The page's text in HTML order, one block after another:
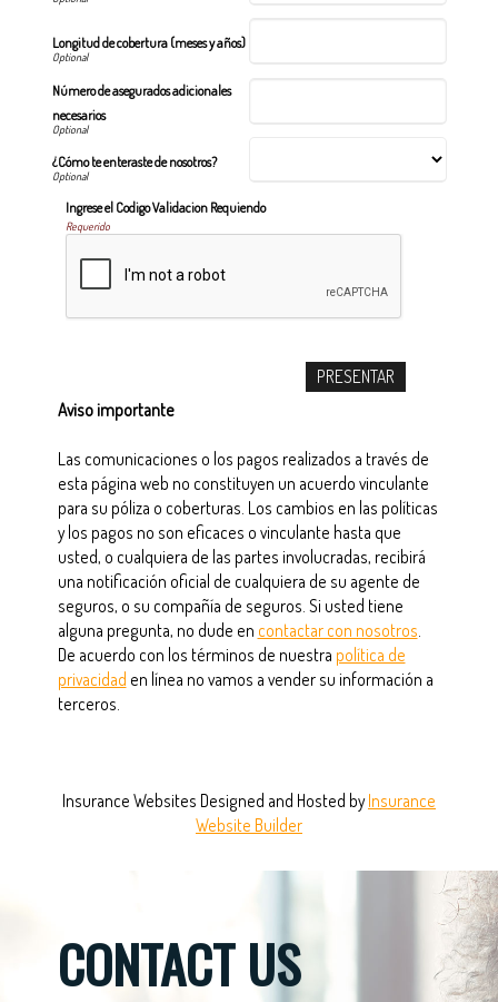
Longitud de cobertura (meses y años)
Número de asegurados adicionales
necesarios
¿Cómo te enteraste de nosotros?
Ingrese el Codigo Validacion Requiendo
Requerido
Aviso importante
Las comunicaciones o los pagos realizados a través de
esta página web no constituyen un acuerdo vinculante
para su póliza o coberturas. Los cambios en las políticas
y los pagos no son eficaces o vinculante hasta que
usted, o cualquiera de las partes involucradas, recibirá
una notificación oficial de cualquiera de su agente de
seguros, o su compañía de seguros. Si usted tiene
alguna pregunta, no dude en contactar con nosotros.
De acuerdo con los términos de nuestra política de
privacidad en línea no vamos a vender su información a
terceros.
Insurance Websites Designed and Hosted byInsurance
Website Builder
CONTACT US